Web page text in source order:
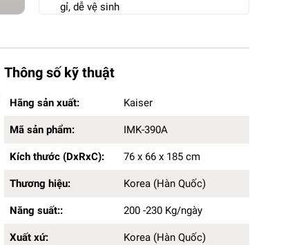
gỉ, dễ vệ sinh
Tiết kiệm điện năng, vận hành êm ái,
độ ồn thấp
Bảo hành 12 tháng chính hãng
Hãng sản xuất:Kaiser
Mã sản phẩm:
Kích thước (DxRxC):
76 x 66 x 185cm
Năng suất::200 -230 Kg/ngày
Bảo hành:12 tháng
Tần số (Hz):
Điện áp (V):
Kiểu lắp đặt:
Thông số kỹ thuật
Hãng sản xuất: Kaiser
Mã sản phẩm: IMK-390A
Kích thước (DxRxC): 76 x 66 x 185 cm
Thương hiệu: Korea (Hàn Quốc)
Năng suất:: 200 -230 Kg/ngày
Xuất xứ: Korea (Hàn Quốc)